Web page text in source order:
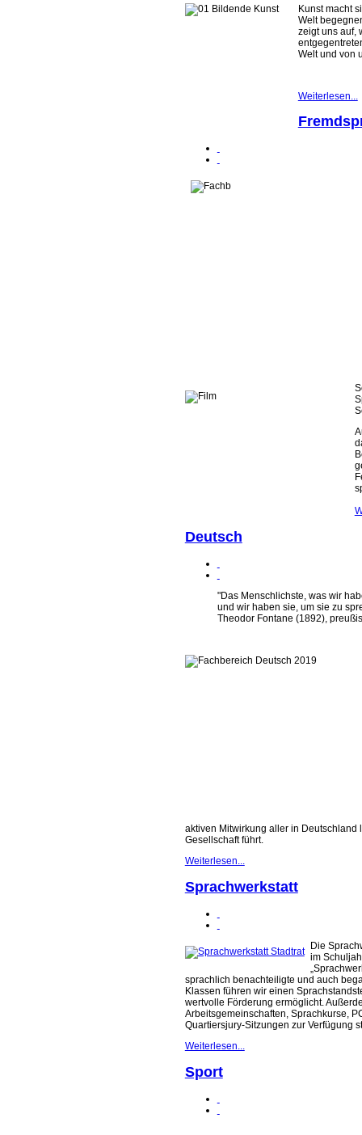
Kunst macht
Welt
zeigt uns auf,
Welt und von
Weiterlesen...
Deutsch
"Das Menschlichste, was wir
und wir haben sie, um sie zu
Theodor Fontane (1892),
aktiven Mitwirkung aller in
Gesellschaft führt.
Weiterlesen...
Sprachwerkstatt
Die
im
sprachlich benachteiligte und auch
Klassen führen wir einen
wertvolle Förderung ermöglicht.
Arbeitsgemeinschaften, Sprachkurse,
Quartiersjury-Sitzungen zur Verfügung
Weiterlesen...
Sport